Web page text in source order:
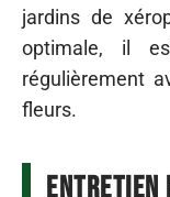
jardins de
optimale, il
régulièrement
fleurs.
Entretien